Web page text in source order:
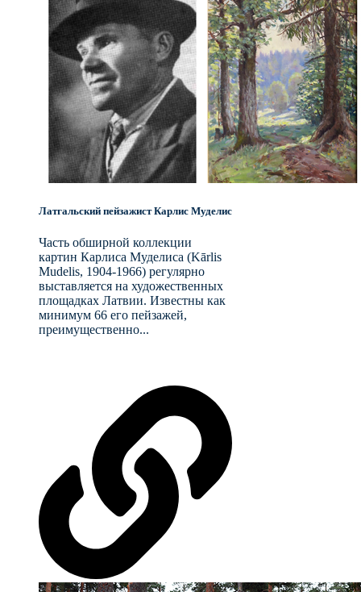
Латгальский пейзажист Карлис Муделис
Часть обширной коллекции
картин Карлиса Муделиса (Kārlis
Mudelis, 1904-1966) регулярно
выставляется на художественных
площадках Латвии. Известны как
минимум 66 его пейзажей,
преимущественно...